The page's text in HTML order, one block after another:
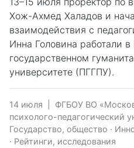
Хож-Ахмед Халадов и
взаимодействия с
Инна Головина работали
государственном
университете (ПГГПУ).
14 июля
ФГБОУ ВО
психолого-педагогический
Государство, общество ·
· Рейтинги, исследования